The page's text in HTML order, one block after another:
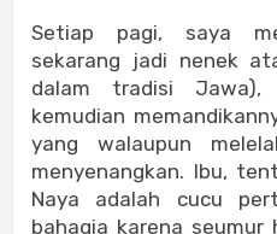
Setiap pagi, saya
sekarang jadi nenek
dalam tradisi Jawa),
kemudian
yang walaupun
menyenangkan. Ibu,
Naya adalah cucu
bahagia karena seumur